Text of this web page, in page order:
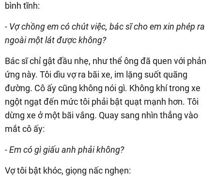
bình tĩnh:
- Vợ chồng em có chút việc, bác sĩ cho em xin phép ra
ngoài một lát được không?
Bác sĩ chỉ gật đầu nhẹ, như thể ông đã quen với phản
ứng này. Tôi dìu vợ ra bãi xe, im lặng suốt quãng
đường. Cô ấy cũng không nói gì. Không khí trong xe
ngột ngạt đến mức tôi phải bật quạt mạnh hơn. Tôi
dừng xe ở một bãi vắng. Quay sang nhìn thẳng vào
mắt cô ấy:
- Em có gì giấu anh phải không?
Vợ tôi bật khóc, giọng nấc nghẹn: